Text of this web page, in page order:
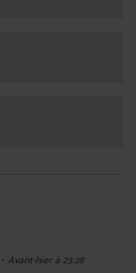
-Avant-hier à 23:28